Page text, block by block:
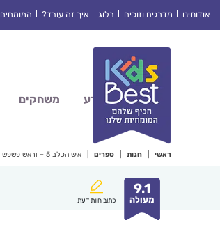
אודותינו מדרגים וזוכים בלוג איך זה עובד? המומחים
מדע משחקים
ראשי חנות ספרים איש הכלב 5 – וראש פשפש
9.1
מעולה כתוב חוות דעת